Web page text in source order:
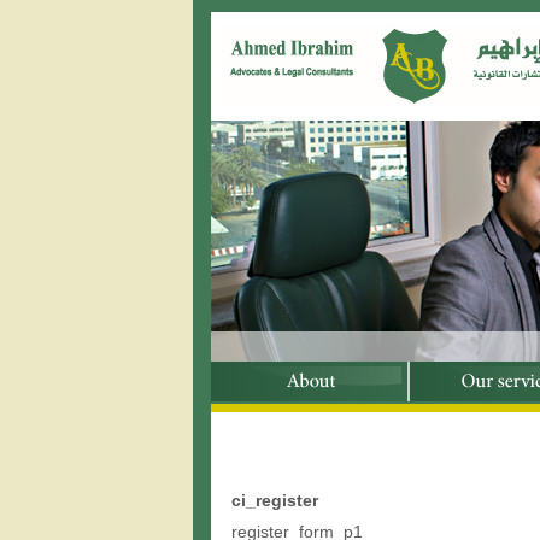
ci_register
register_form_p1